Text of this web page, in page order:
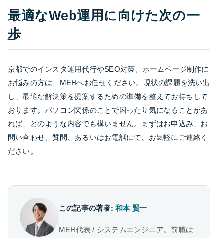
最適なWeb運用に向けた次の一
歩
京都でのインスタ運用代行やSEO対策、ホームページ制作に
お悩みの方は、MEHへお任せください。現状の課題を洗い出
し、最適な解決策を提案するための準備を整えてお待ちして
おります。パソコン関係のことで困ったり気になることがあ
れば、どのような内容でも構いません。まずはお申込み、お
問い合わせ、質問、あるいはお電話にて、お気軽にご連絡く
ださい。
この記事の著者:和本 賢一
MEH代表 / システムエンジニア。前職は